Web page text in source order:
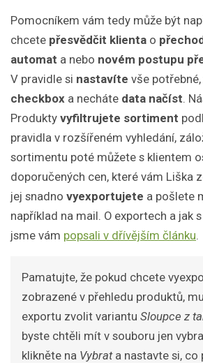
Pomocníkem vám tedy může být
chcete přesvědčit klienta o
automat a nebo novém postupu
V pravidle si nastavíte vše potřebné,
checkbox a necháte data načíst.
Produkty vyfiltrujete sortiment
pravidla v rozšířeném vyhledání,
sortimentu poté můžete s klientem
doporučených cen, které vám Liška
jej snadno vyexportujete a pošlete
například na mail. O exportech a jak
jsme vám popsali v dřívějším článku.
Pamatujte, že pokud chcete
zobrazené v přehledu produktů,
exportu zvolit variantu Sloupce z
byste chtěli mít v souboru jen
klikněte na Vybrata nastavte si, co